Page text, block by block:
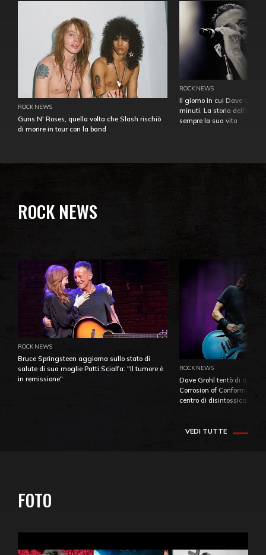
ROCK NEWS
Guns N' Roses, quella volta che Slash rischiò
di morire in tour con la band
ROCK NEWS
Il giorno in cui Dave
minuti. La storia
sempre la sua vita
ROCK NEWS
ROCK NEWS
Bruce Springsteen aggiorna sullo stato di
salute di sua moglie Patti Scialfa: "Il tumore è
in remissione"
ROCK NEWS
Dave Grohl tentò di
Corrosion of Conformity
centro di
VEDI TUTTE
FOTO